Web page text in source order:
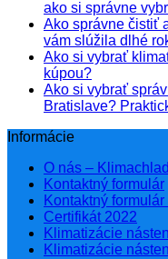
ako si správne
Ako správne čistiť
vám slúžila dlhé
Ako si vybrať
kúpou?
Ako si vybrať
Bratislave?
Informácie
O nás –
Kontaktný formulár
Kontaktný
Certifikát 2022
Klimatizácie
Klimatizácie